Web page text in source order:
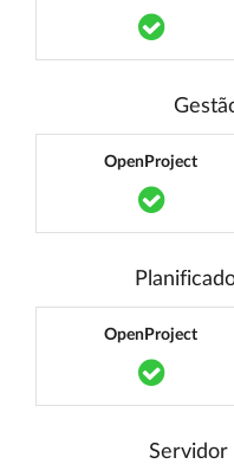
OpenProject
OpenProject
Servidor